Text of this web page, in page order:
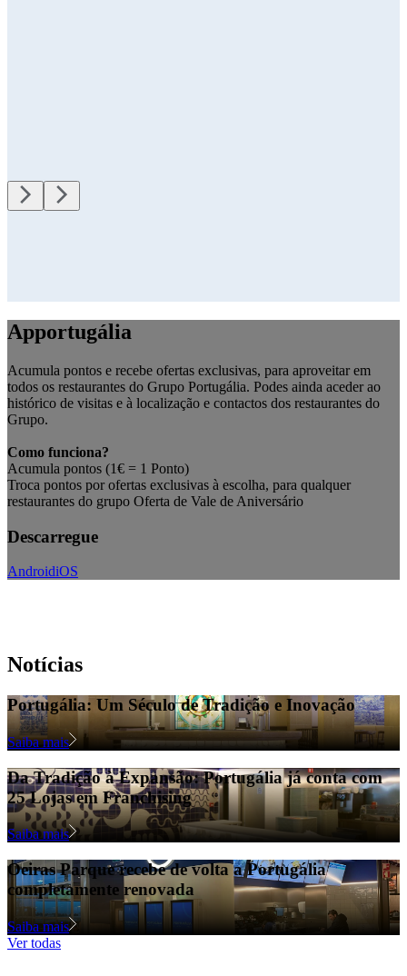
Apportugália
Acumula pontos e recebe ofertas exclusivas, para aproveitar em
todos os restaurantes do Grupo Portugália. Podes ainda aceder ao
histórico de visitas e à localização e contactos dos restaurantes do
Grupo.
Como funciona?
Acumula pontos (1€ = 1 Ponto)
Troca pontos por ofertas exclusivas à escolha, para qualquer
restaurantes do grupo Oferta de Vale de Aniversário
Descarregue
AndroidiOS
Notícias
Portugália: Um Século de Tradição e Inovação
Saiba mais
Da Tradição à Expansão: Portugália já conta com
25 Lojas em Franchising
Saiba mais
Oeiras Parque recebe de volta a Portugália
completamente renovada
Saiba mais
Ver todas